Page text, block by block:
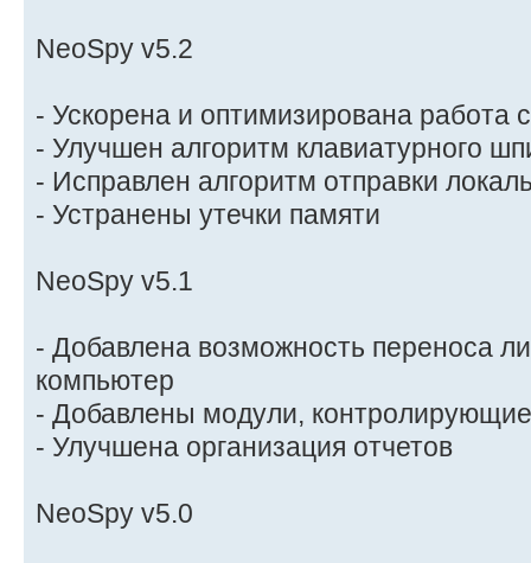
NeoSpy v5.2
- Ускорена и оптимизирована работа
- Улучшен алгоритм клавиатурного
- Исправлен алгоритм отправки
- Устранены утечки памяти
NeoSpy v5.1
- Добавлена возможность переноса
компьютер
- Добавлены модули,
- Улучшена организация отчетов
NeoSpy v5.0